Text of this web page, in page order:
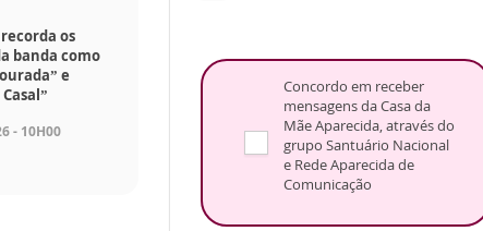
os
banda como
e
- 10H00
Concordo em receber
mensagens da Casa da
Mãe Aparecida, através do
grupo Santuário Nacional
e Rede Aparecida de
Comunicação